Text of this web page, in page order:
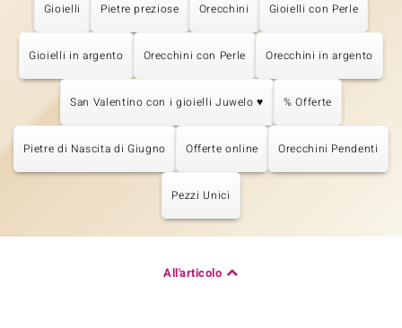
Gioielli Pietre preziose Orecchini Gioielli con Perle
Gioielli in argento Orecchini con Perle Orecchini in argento
San Valentino con i gioielli Juwelo ♥ % Offerte
Pietre di Nascita di Giugno Offerte online Orecchini Pendenti
Pezzi Unici
All'articolo